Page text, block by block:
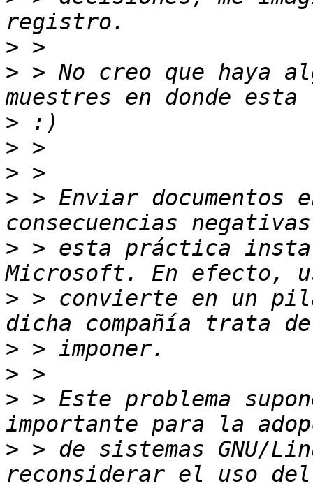
>
> > No creo que haya
>
>
>
> > Enviar documentos
> > esta práctica
> > convierte en un
>
>
> > Este problema
> > de sistemas GNU/